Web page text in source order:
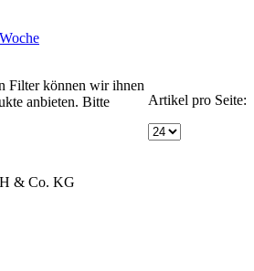
Artikel pro Seite:
Filter können wir ihnen
anbieten. Bitte
& Co. KG